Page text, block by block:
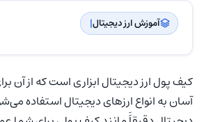
آموزش ارز دیجیتال| ‌
کیف پول ارز دیجیتال ابزاری است که از آن
آسان به انواع ارزهای دیجیتال استفاده